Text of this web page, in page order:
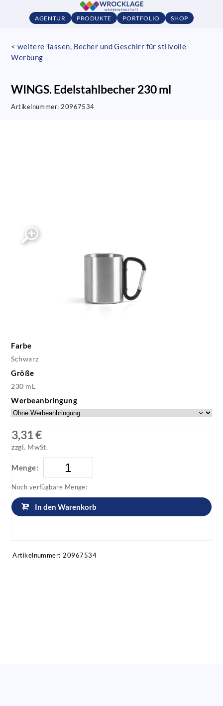
AGENTUR PRODUKTE PORTFOLIO SHOP
< weitere Tassen, Becher und Geschirr für stilvolle
Werbung
WINGS. Edelstahlbecher 230 ml
Artikelnummer: 20967534
Farbe
Schwarz
Größe
230 mL
Werbeanbringung
3,31 €
zzgl. MwSt.
Menge:
Noch verfügbare Menge:
In den Warenkorb
Artikelnummer: 20967534